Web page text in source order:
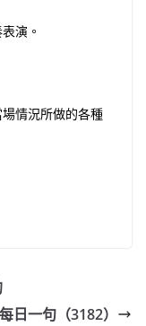
演。
情況所做的各種
日一句（3182）